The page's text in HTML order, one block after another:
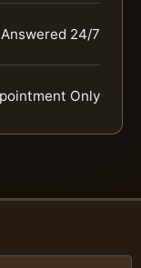
24/7
Only